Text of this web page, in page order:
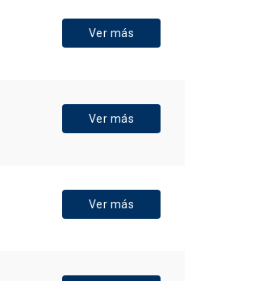
Ver más
Ver más
Ver más